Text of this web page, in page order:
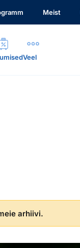
Meist
Veel
arhiivi.